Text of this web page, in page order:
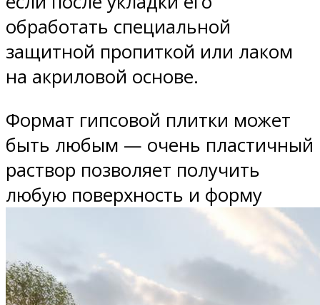
обработать специальной
защитной пропиткой или лаком
на акриловой основе.
Формат гипсовой плитки может
быть любым — очень пластичный
раствор позволяет получить
любую поверхность и форму